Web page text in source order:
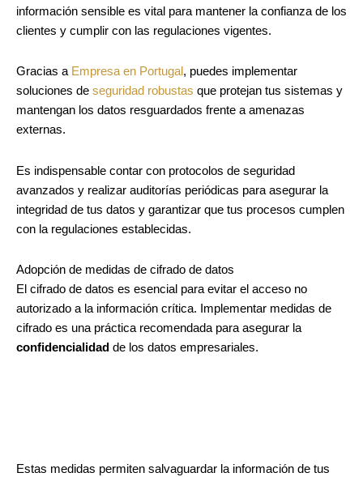
información sensible es vital para mantener la confianza de los
clientes y cumplir con las regulaciones vigentes.
Gracias a Empresa en Portugal, puedes implementar
soluciones de seguridad robustas que protejan tus sistemas y
mantengan los datos resguardados frente a amenazas
externas.
Es indispensable contar con protocolos de seguridad
avanzados y realizar auditorías periódicas para asegurar la
integridad de tus datos y garantizar que tus procesos cumplen
con la regulaciones establecidas.
Adopción de medidas de cifrado de datos
El cifrado de datos es esencial para evitar el acceso no
autorizado a la información crítica. Implementar medidas de
cifrado es una práctica recomendada para asegurar la
confidencialidad de los datos empresariales.
Estas medidas permiten salvaguardar la información de tus